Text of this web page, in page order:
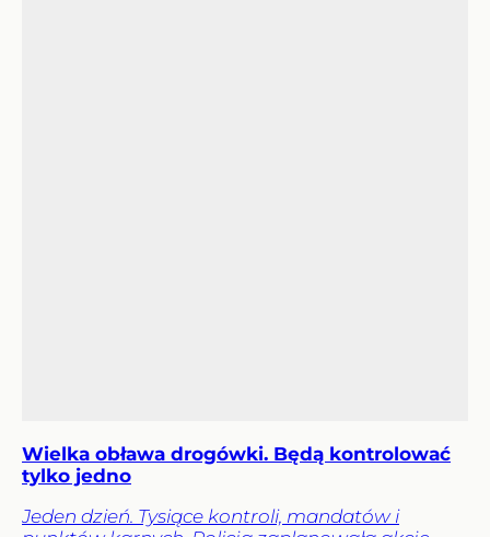
Wielka obława drogówki. Będą kontrolować
tylko jedno
Jeden dzień. Tysiące kontroli, mandatów i